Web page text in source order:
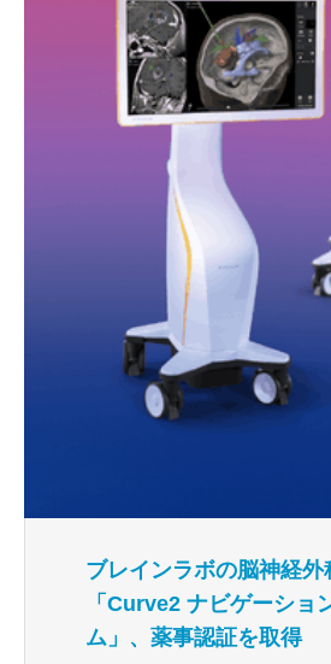
ブレインラボの脳神経外
「Curve2 ナビゲーショ
ム」、薬事認証を取得